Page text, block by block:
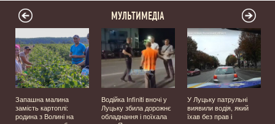
МУЛЬТИМЕДІА
Запашна малина
замість картоплі:
родина з Волині на
Водійка Infiniti вночі у
Луцьку збила дорожнє
обладнання і поїхала
У Луцьку патрульні
виявили водія, який
їхав без прав і